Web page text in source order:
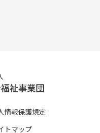
情報保護規定
トマップ